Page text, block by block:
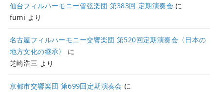
仙台フィルハーモニー管弦楽団 第383回 定期演奏会 に
fumi より
名古屋フィルハーモニー交響楽団 第520回定期演奏会〈日本の
地方文化の継承〉
に
芝崎浩三 より
京都市交響楽団 第699回定期演奏会 に